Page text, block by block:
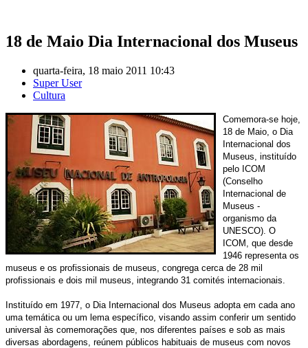
18 de Maio Dia Internacional dos Museus
quarta-feira, 18 maio 2011 10:43
Super User
Cultura
Comemora-se hoje,
18 de Maio, o Dia
Internacional dos
Museus, instituído
pelo ICOM
(Conselho
Internacional de
Museus -
organismo da
UNESCO). O
ICOM, que desde
1946 representa os
museus e os profissionais de museus, congrega cerca de 28 mil
profissionais e dois mil museus, integrando 31 comités internacionais.
Instituído em 1977, o Dia Internacional dos Museus adopta em cada ano
uma temática ou um lema específico, visando assim conferir um sentido
universal às comemorações que, nos diferentes países e sob as mais
diversas abordagens, reúnem públicos habituais de museus com novos